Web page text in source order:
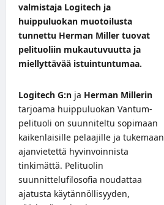
valmistaja Logitech ja
huippuluokan muotoilusta
tunnettu Herman Miller tuovat
pelituoliin mukautuvuutta ja
miellyttävää istuintuntumaa.
Logitech G:n ja Herman Millerin
tarjoama huippuluokan Vantum-
pelituoli on suunniteltu sopimaan
kaikenlaisille pelaajille ja tukemaan
ajanvietettä hyvinvoinnista
tinkimättä. Pelituolin
suunnittelufilosofia noudattaa
ajatusta käytännöllisyyden,